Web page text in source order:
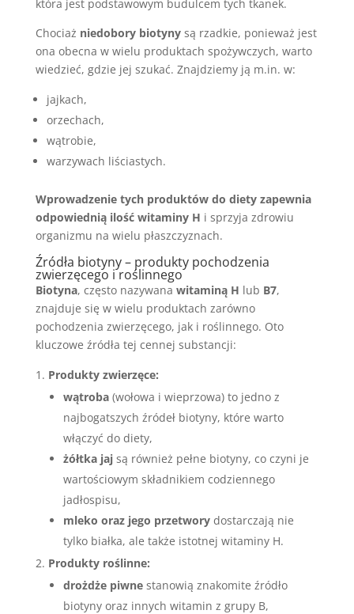
która jest podstawowym budulcem tych tkanek.
Chociaż niedobory biotynysą rzadkie, ponieważ jest
ona obecna w wielu produktach spożywczych, warto
wiedzieć, gdzie jej szukać. Znajdziemy ją m.in. w:
jajkach,
orzechach,
wątrobie,
warzywach liściastych.
Wprowadzenie tych produktów do diety zapewnia
odpowiednią ilość witaminy H i sprzyja zdrowiu
organizmu na wielu płaszczyznach.
Źródła biotyny – produkty pochodzenia
zwierzęcego i roślinnego
Biotyna, często nazywana witaminą H lub B7,
znajduje się w wielu produktach zarówno
pochodzenia zwierzęcego, jak i roślinnego. Oto
kluczowe źródła tej cennej substancji:
Produkty zwierzęce:
wątroba(wołowa i wieprzowa) to jedno z
najbogatszych źródeł biotyny, które warto
włączyć do diety,
żółtka jajsą również pełne biotyny, co czyni je
wartościowym składnikiem codziennego
jadłospisu,
mleko oraz jego przetworydostarczają nie
tylko białka, ale także istotnej witaminy H.
Produkty roślinne:
drożdże piwnestanowią znakomite źródło
biotyny oraz innych witamin z grupy B,